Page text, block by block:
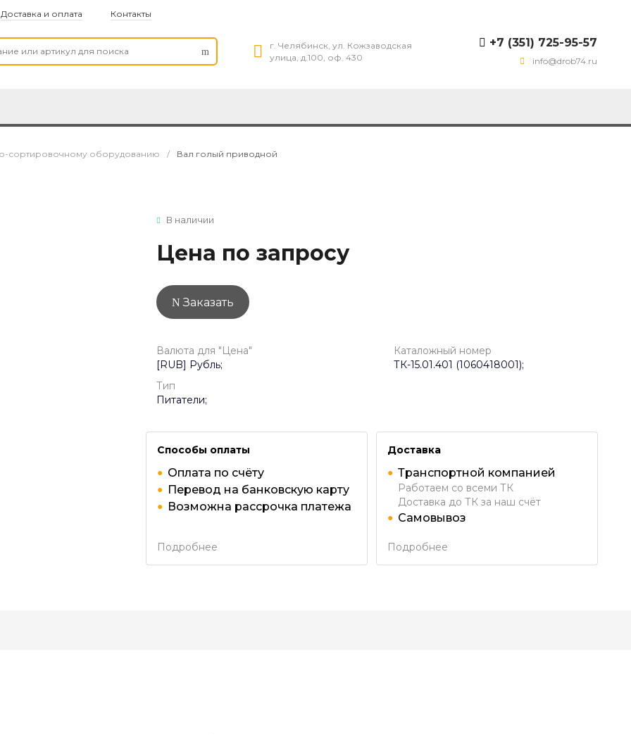
Доставка и оплата Контакты
г. Челябинск, ул. Кожзаводская
улица, д.100, оф. 430
+7 (351) 725-95-57
info@drob74.ru
сортировочному оборудованию / Вал голый приводной
В наличии
Цена по запросу
Заказать
Валюта для "Цена"
[RUB] Рубль;
Каталожный номер
ТК-15.01.401 (1060418001);
Тип
Питатели;
Способы оплаты
Оплата по счёту
Перевод на банковскую карту
Возможна рассрочка платежа
Подробнее
Доставка
Транспортной компанией
Работаем со всеми ТК
Доставка до ТК за наш счёт
Самовывоз
Подробнее